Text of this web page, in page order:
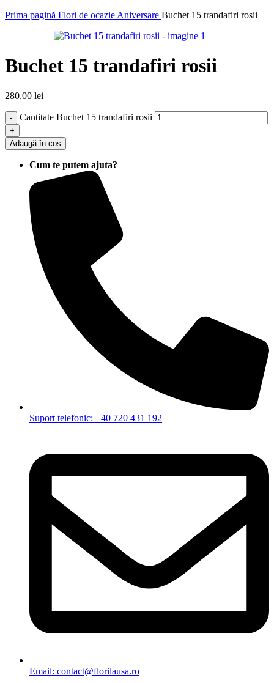
Prima pagină Flori de ocazie Aniversare Buchet 15 trandafiri rosii
Buchet 15 trandafiri rosii
280,00 lei
Cantitate Buchet 15 trandafiri rosii
Adaugă în coș
Cum te putem ajuta?
Suport telefonic: +40 720 431 192
Email: contact@florilausa.ro